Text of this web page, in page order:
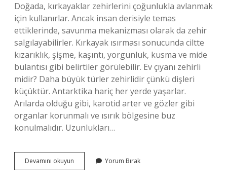
Doğada, kırkayaklar zehirlerini çoğunlukla avlanmak
için kullanırlar. Ancak insan derisiyle temas
ettiklerinde, savunma mekanizması olarak da zehir
salgılayabilirler. Kırkayak ısırması sonucunda ciltte
kızarıklık, şişme, kaşıntı, yorgunluk, kusma ve mide
bulantısı gibi belirtiler görülebilir. Ev çıyanı zehirli
midir? Daha büyük türler zehirlidir çünkü dişleri
küçüktür. Antarktika hariç her yerde yaşarlar.
Arılarda olduğu gibi, karotid arter ve gözler gibi
organlar korunmalı ve ısırık bölgesine buz
konulmalıdır. Uzunlukları…
Devamını okuyun Kırkayak
Mı
Yorum Bırak